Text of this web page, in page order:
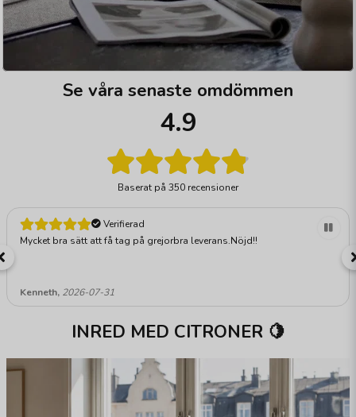
Se våra senaste omdömmen
4.9
Baserat på 350 recensioner
Verifierad
Mycket bra sätt att få tag på grejorbra leverans.Nöjd!!
Kenneth, 2026-07-31
INRED MED CITRONER 🍋